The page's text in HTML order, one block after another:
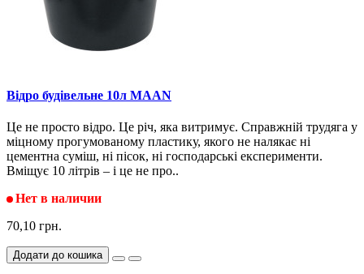
Відро будівельне 10л MAAN
Це не просто відро. Це річ, яка витримує. Справжній трудяга у
міцному прогумованому пластику, якого не налякає ні
цементна суміш, ні пісок, ні господарські експерименти.
Вміщує 10 літрів – і це не про..
Нет в наличии
70,10 грн.
Додати до кошика